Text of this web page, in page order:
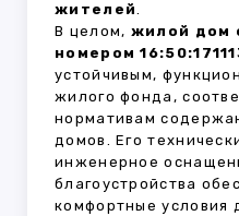
жителей.
В целом, жилой дом
номером
устойчивым,
жилого фонда,
нормативам
домов. Его
инженерное
благоустройства
комфортные условия